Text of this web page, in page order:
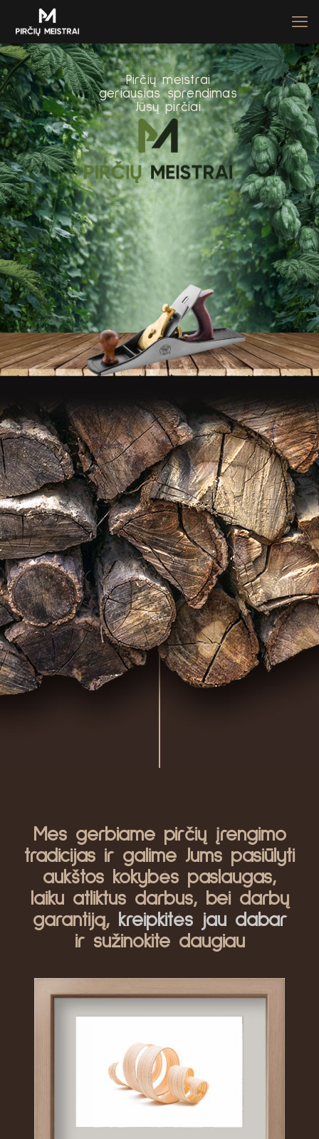
Pirčių meistrai
geriausias sprendimas
Jūsų pirčiai
Mes gerbiame pirčių įrengimo
tradicijas ir galime Jums pasiūlyti
aukštos kokybės paslaugas,
laiku atliktus darbus, bei darbų
garantiją, kreipkitės jau dabar
ir sužinokite daugiau